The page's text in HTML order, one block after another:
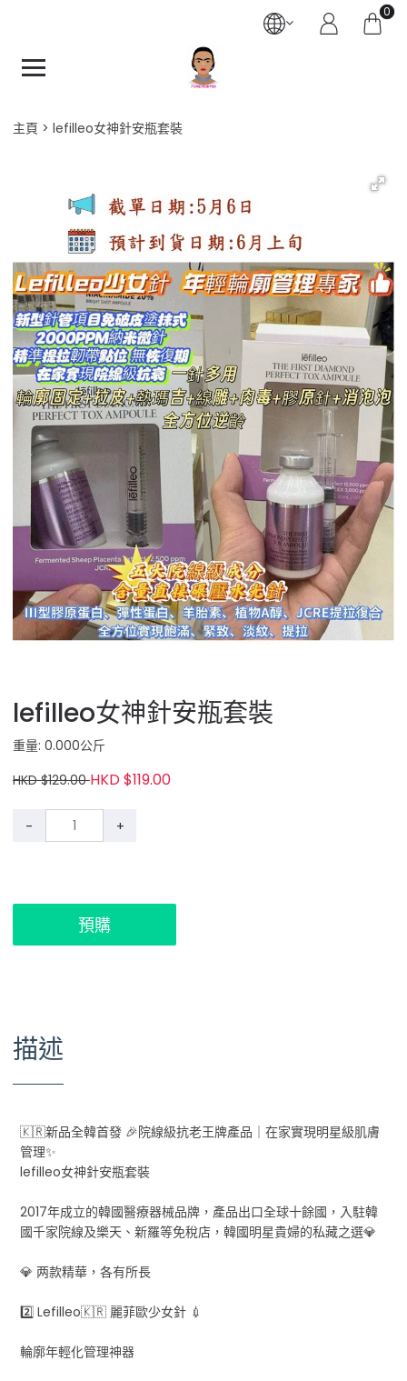
0
主頁 lefilleo女神針安瓶套裝
lefilleo女神針安瓶套裝
重量: 0.000公斤
HKD $129.00HKD $119.00
- +
預購
描述
🇰🇷新品全韓首發 🎉院線級抗老王牌產品｜在家實現明星級肌膚
管理✨
lefilleo女神針安瓶套裝
2017年成立的韓國醫療器械品牌，產品出口全球十餘國，入駐韓
國千家院線及樂天、新羅等免稅店，韓國明星貴婦的私藏之選💎
💎 两款精華，各有所長
2️⃣ Lefilleo🇰🇷 麗菲歐少女針 💉
輪廓年輕化管理神器